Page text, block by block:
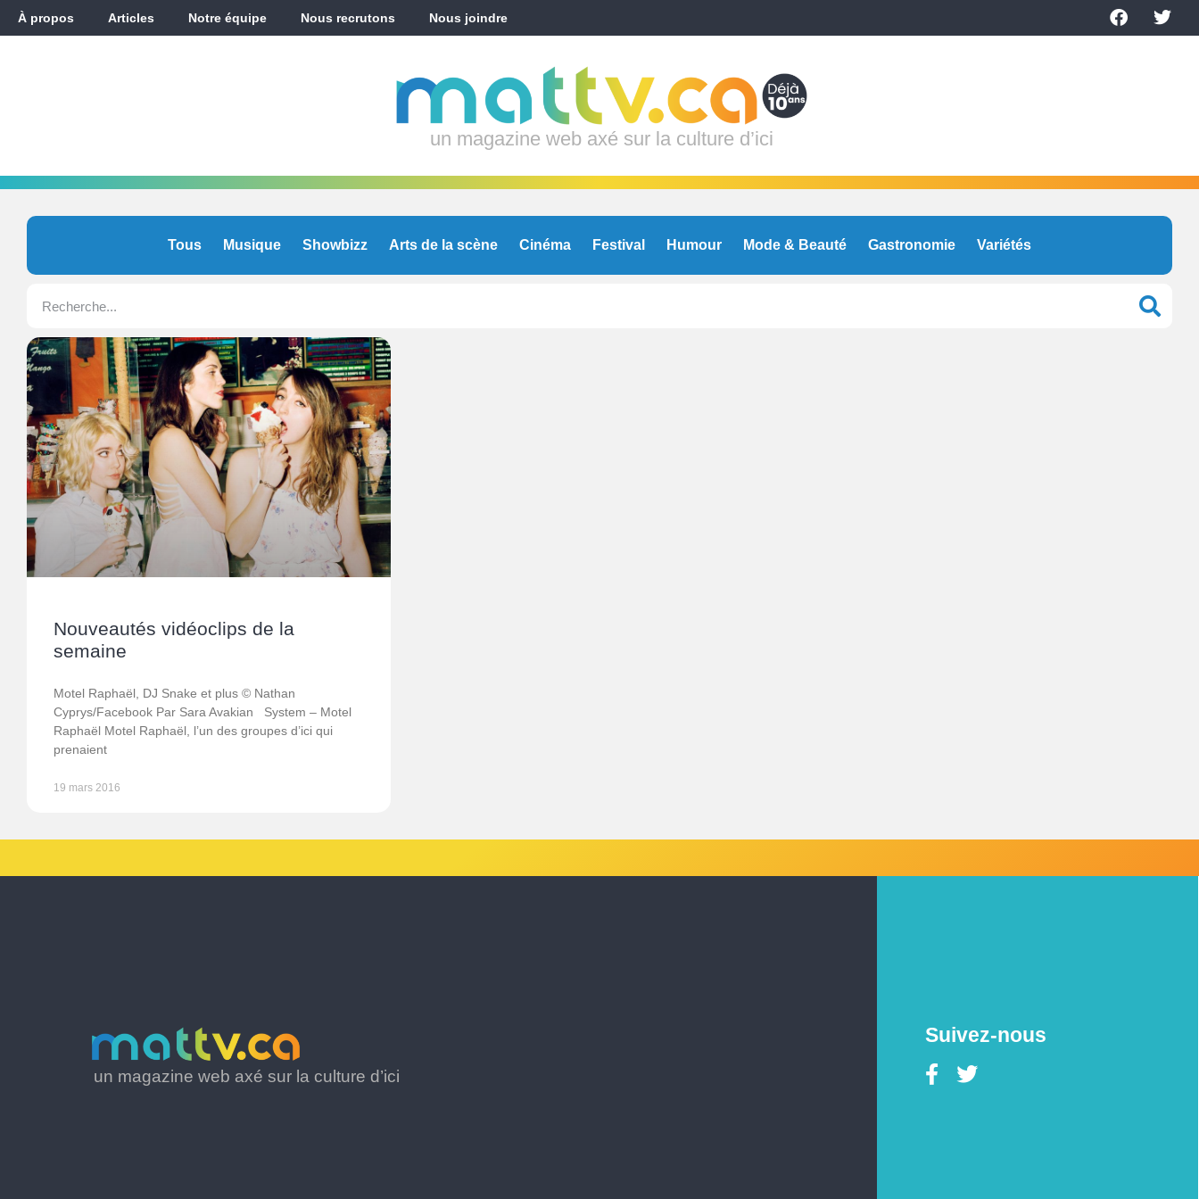
À propos Articles Notre équipe Nous recrutons Nous joindre
un magazine web axé sur la culture d’ici
Tous Musique Showbizz Arts de la scène Cinéma Festival Humour Mode & Beauté Gastronomie Variétés
Nouveautés vidéoclips de la
semaine
Motel Raphaël, DJ Snake et plus © Nathan
Cyprys/Facebook Par Sara Avakian System – Motel
Raphaël Motel Raphaël, l’un des groupes d’ici qui
prenaient
19 mars 2016
un magazine web axé sur la culture d’ici
Suivez-nous